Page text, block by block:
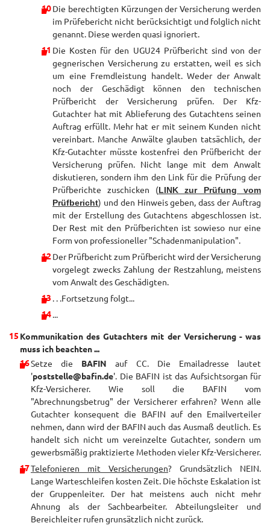
Die berechtigten Kürzungen der Versicherung werden
im Prüfebericht nicht berücksichtigt und folglich nicht
genannt. Diese werden quasi ignoriert.
Die Kosten für den UGU24 Prüfbericht sind von der
gegnerischen Versicherung zu erstatten, weil es sich
um eine Fremdleistung handelt. Weder der Anwalt
noch der Geschädigt können den technischen
Prüfbericht der Versicherung prüfen. Der Kfz-
Gutachter hat mit Ablieferung des Gutachtens seinen
Auftrag erfüllt. Mehr hat er mit seinem Kunden nicht
vereinbart. Manche Anwälte glauben tatsächlich, der
Kfz-Gutachter müsste kostenfrei den Prüfbericht der
Versicherung prüfen. Nicht lange mit dem Anwalt
diskutieren, sondern ihm den Link für die Prüfung der
Prüfberichte zuschicken (LINK zur Prüfung vom
Prüfbericht) und den Hinweis geben, dass der Auftrag
mit der Erstellung des Gutachtens abgeschlossen ist.
Der Rest mit den Prüfberichten ist sowieso nur eine
Form von professioneller "Schadenmanipulation".
Der Prüfbericht zum Prüfbericht wird der Versicherung
vorgelegt zwecks Zahlung der Restzahlung, meistens
vom Anwalt des Geschädigten.
. . .Fortsetzung folgt...
...
Kommunikation des Gutachters mit der Versicherung - was
muss ich beachten ...
Setze die BAFIN auf CC. Die Emailadresse lautet
'poststelle@bafin.de'. Die BAFIN ist das Aufsichtsorgan für
Kfz-Versicherer. Wie soll die BAFIN vom
"Abrechnungsbetrug" der Versicherer erfahren? Wenn alle
Gutachter konsequent die BAFIN auf den Emailverteiler
nehmen, dann wird der BAFIN auch das Ausmaß deutlich. Es
handelt sich nicht um vereinzelte Gutachter, sondern um
gewerbsmäßig praktizierte Methoden vieler Kfz-Versicherer.
Telefonieren mit Versicherungen? Grundsätzlich NEIN.
Lange Warteschleifen kosten Zeit. Die höchste Eskalation ist
der Gruppenleiter. Der hat meistens auch nicht mehr
Ahnung als der Sachbearbeiter. Abteilungsleiter und
Bereichleiter rufen grunsätzlich nicht zurück.